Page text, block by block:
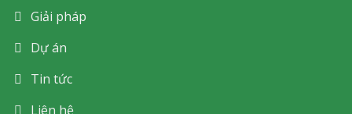
Giải pháp
Dự án
Tin tức
Liên hệ